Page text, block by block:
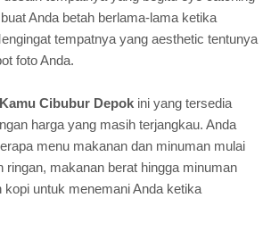
Anda betah berlama-lama ketika
tempatnya yang aesthetic tentunya
foto Anda.
Cibubur Depok ini yang tersedia
harga yang masih terjangkau. Anda
menu makanan dan minuman mulai
ringan, makanan berat hingga minuman
kopi untuk menemani Anda ketika